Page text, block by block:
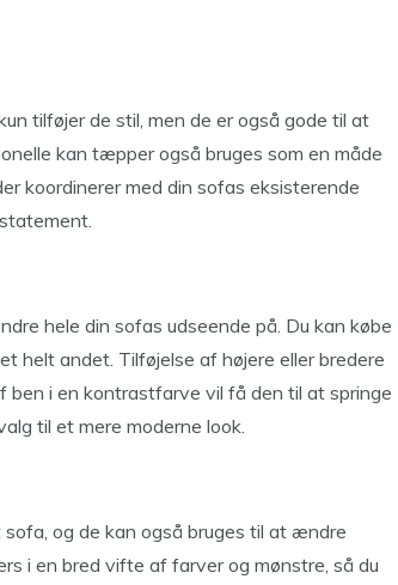
tilføjer de stil, men de er også gode til at
kan tæpper også bruges som en måde
koordinerer med din sofas eksisterende
hele din sofas udseende på. Du kan købe
helt andet. Tilføjelse af højere eller bredere
ben i en kontrastfarve vil få den til at springe
til et mere moderne look.
og de kan også bruges til at ændre
i en bred vifte af farver og mønstre, så du